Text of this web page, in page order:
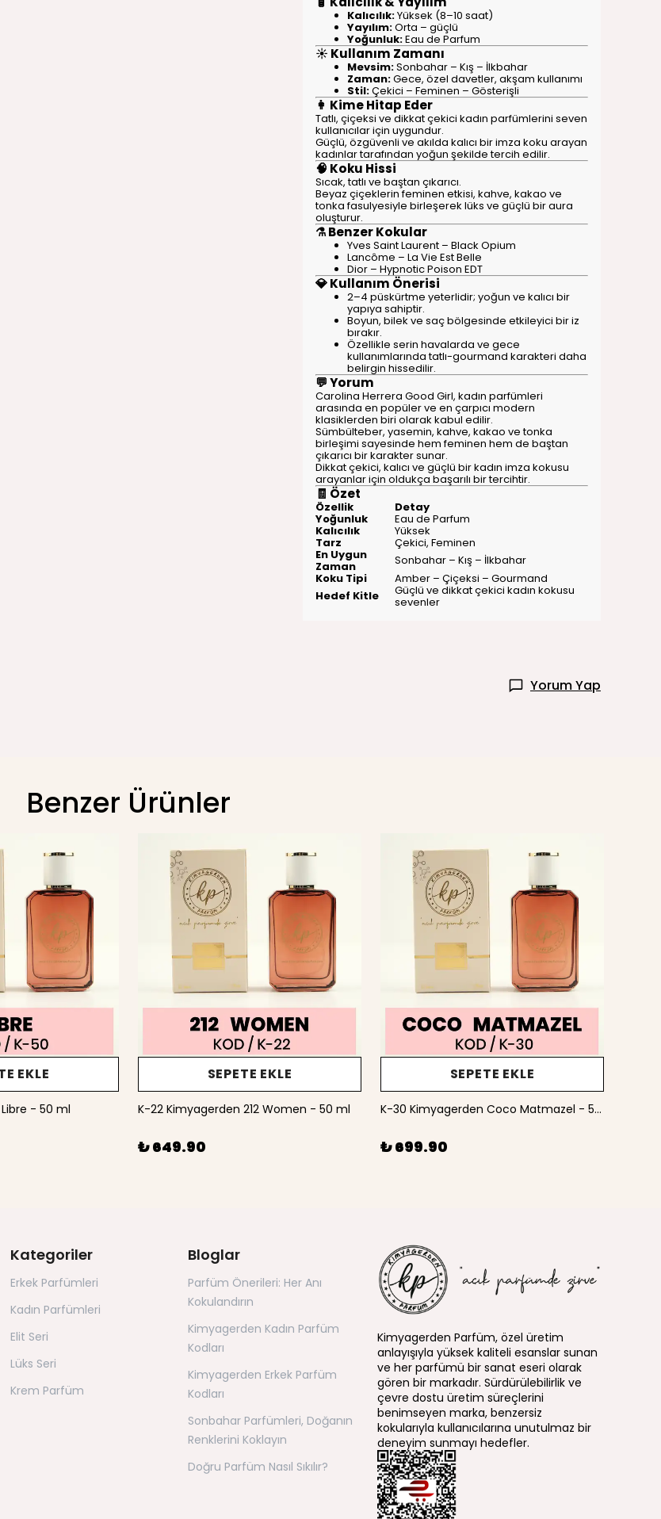
Kalıcılık:Yüksek (8–10 saat)
Yayılım:Orta – güçlü
Yoğunluk:Eau de Parfum
☀️ Kullanım Zamanı
Mevsim:Sonbahar – Kış – İlkbahar
Zaman:Gece, özel davetler, akşam kullanımı
Stil:Çekici – Feminen – Gösterişli
👩 Kime Hitap Eder
Tatlı, çiçeksi ve dikkat çekici kadın parfümlerini seven
kullanıcılar için uygundur.
Güçlü, özgüvenli ve akılda kalıcı bir imza koku arayan
kadınlar tarafından yoğun şekilde tercih edilir.
🧠 Koku Hissi
Sıcak, tatlı ve baştan çıkarıcı.
Beyaz çiçeklerin feminen etkisi, kahve, kakao ve
tonka fasulyesiyle birleşerek lüks ve güçlü bir aura
oluşturur.
⚗️ Benzer Kokular
Yves Saint Laurent – Black Opium
Lancôme – La Vie Est Belle
Dior – Hypnotic Poison EDT
💎 Kullanım Önerisi
2–4 püskürtme yeterlidir; yoğun ve kalıcı bir
yapıya sahiptir.
Boyun, bilek ve saç bölgesinde etkileyici bir iz
bırakır.
Özellikle serin havalarda ve gece
kullanımlarında tatlı-gourmand karakteri daha
belirgin hissedilir.
💬 Yorum
Carolina Herrera Good Girl, kadın parfümleri
arasında en popüler ve en çarpıcı modern
klasiklerden biri olarak kabul edilir.
Sümbülteber, yasemin, kahve, kakao ve tonka
birleşimi sayesinde hem feminen hem de baştan
çıkarıcı bir karakter sunar.
Dikkat çekici, kalıcı ve güçlü bir kadın imza kokusu
arayanlar için oldukça başarılı bir tercihtir.
🧾 Özet
Özellik Detay
Yoğunluk Eau de Parfum
Kalıcılık Yüksek
Tarz Çekici, Feminen
En Uygun
Zaman
Sonbahar – Kış – İlkbahar
Koku Tipi
Amber – Çiçeksi – Gourmand
Hedef Kitle
Güçlü ve dikkat çekici kadın kokusu
sevenler
Yorum Yap
Benzer Ürünler
EKLE
- 50 ml
SEPETE EKLE
K-22 Kimyagerden 212 Women - 50 ml
₺ 649.90
SEPETE EKLE
K-30 Kimyagerden Coco Matmazel - 50 ml
₺ 699.90
Kategoriler
Erkek Parfümleri
Kadın Parfümleri
Elit Seri
Lüks Seri
Krem Parfüm
Bloglar
Parfüm Önerileri: Her Anı
Kokulandırın
Kimyagerden Kadın Parfüm
Kodları
Kimyagerden Erkek Parfüm
Kodları
Sonbahar Parfümleri, Doğanın
Renklerini Koklayın
Doğru Parfüm Nasıl Sıkılır?
Kimyagerden Parfüm, özel üretim
anlayışıyla yüksek kaliteli esanslar sunan
ve her parfümü bir sanat eseri olarak
gören bir markadır. Sürdürülebilirlik ve
çevre dostu üretim süreçlerini
benimseyen marka, benzersiz
kokularıyla kullanıcılarına unutulmaz bir
deneyim sunmayı hedefler.